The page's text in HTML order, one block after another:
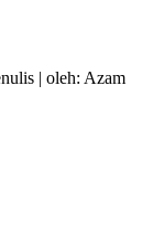
| oleh: Azam